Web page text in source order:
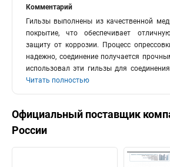
Комментарий
Гильзы выполнены из качественной
покрытие, что обеспечивает
защиту от коррозии. Процесс
надежно, соединение получается
использовал эти гильзы для
Читать полностью
Официальный поставщик
России